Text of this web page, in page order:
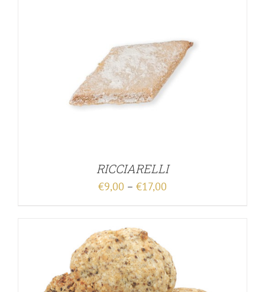
RICCIARELLI
€9,00 – €17,00